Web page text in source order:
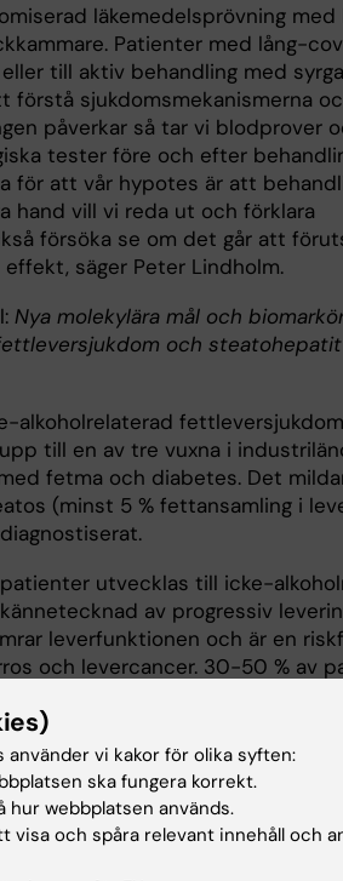
läkemedelsprövning
Patienter med lång-
till aktiv behandling med
förstå sjukdomsmekanismerna
påverkar så tar vi blodprover
tester före och efter
för att vår hypotes är att
hand vill vi reda ut och förklara
försöka se om det går att
säger Peter Lindholm.
Nya molekylära mål och
och steatohepatit
alkoholrelaterad fettleversjukdom
till en av tre vuxna i
fetma och diabetes. Det
(minst 5 % fettansamling i
utvecklas till icke-
av progressiv
leverfunktionen och är en
och levercancer. 30-50 % av
behandlingar eller
strävar efter att bättre förstå de
NASH så att vi kan hjälpa till
sjukdoms-/
kan bana väg för framtida
säger Jorge Ruas.
vi kakor för olika syften:
ska fungera korrekt.
hur webbplatsen används.
visa och spåra relevant innehåll och